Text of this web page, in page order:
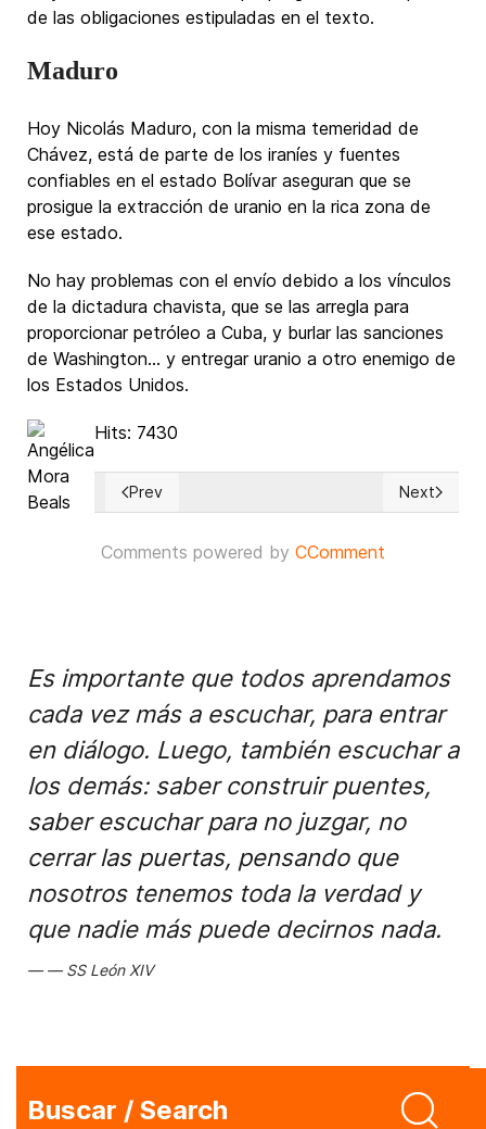
de las obligaciones estipuladas en el texto.
Maduro
Hoy Nicolás Maduro, con la misma temeridad de
Chávez, está de parte de los iraníes y fuentes
confiables en el estado Bolívar aseguran que se
prosigue la extracción de uranio en la rica zona de
ese estado.
No hay problemas con el envío debido a los vínculos
de la dictadura chavista, que se las arregla para
proporcionar petróleo a Cuba, y burlar las sanciones
de Washington… y entregar uranio a otro enemigo de
los Estados Unidos.
Hits: 7430
Previous article: Comisión de Encuesta OIT:
Prev Next
Next
Comments powered by CComment
Es importante que todos aprendamos
cada vez más a escuchar, para entrar
en diálogo. Luego, también escuchar a
los demás: saber construir puentes,
saber escuchar para no juzgar, no
cerrar las puertas, pensando que
nosotros tenemos toda la verdad y
que nadie más puede decirnos nada.
SS León XIV
Buscar / Search